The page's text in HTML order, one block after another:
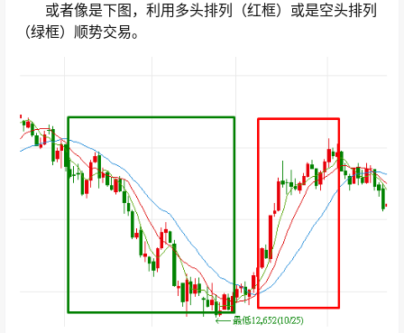
或者像是下图，利用多头排列（红框）或是空头排列
（绿框）顺势交易。